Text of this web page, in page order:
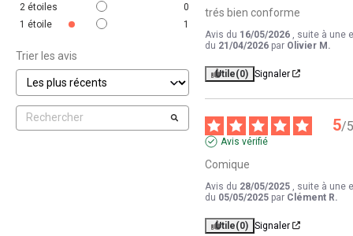
2 étoiles
0
1 étoile 1
Trier les avis
trés bien conforme
Avis du 16/05/2026
, suite à une
du 21/04/2026 par Olivier M.
Utile(0) Signaler
5/5
Avis vérifié
Comique
Avis du 28/05/2025
, suite à une
du 05/05/2025 par Clément R.
Utile(0) Signaler